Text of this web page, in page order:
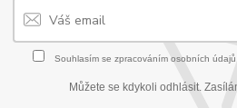
Souhlasím se zpracováním osobních údajů
Můžete se kdykoli odhlásit.